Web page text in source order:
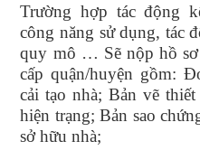
Trường hợp tác động
công năng sử dụng, tác
quy mô … Sẽ nộp hồ
cấp quận/huyện gồm:
cải tạo nhà; Bản vẽ
hiện trạng; Bản sao
sở hữu nhà;